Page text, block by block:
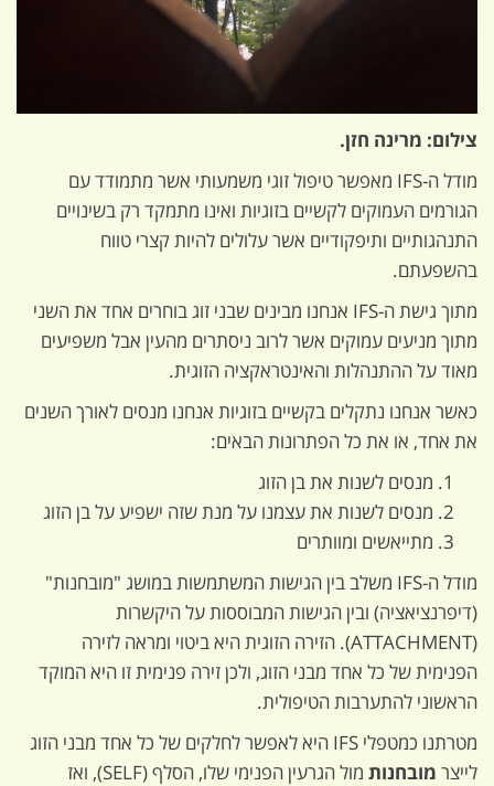
צילום: מרינה חזן.
מודל ה-IFS מאפשר טיפול זוגי משמעותי אשר מתמודד עם
הגורמים העמוקים לקשיים בזוגיות ואינו מתמקד רק בשינויים
התנהגותיים ותיפקודיים אשר עלולים להיות קצרי טווח
בהשפעתם.
מתוך גישת ה-IFS אנחנו מבינים שבני זוג בוחרים אחד את השני
מתוך מניעים עמוקים אשר לרוב ניסתרים מהעין אבל משפיעים
מאוד על ההתנהלות והאינטראקציה הזוגית.
כאשר אנחנו נתקלים בקשיים בזוגיות אנחנו מנסים לאורך השנים
את אחד, או את כל הפתרונות הבאים:
מנסים לשנות את בן הזוג
מנסים לשנות את עצמנו על מנת שזה ישפיע על בן הזוג
מתייאשים ומוותרים
מודל ה-IFS משלב בין הגישות המשתמשות במושג "מובחנות"
(דיפרנציאציה) ובין הגישות המבוססות על היקשרות
(ATTACHMENT). הזירה הזוגית היא ביטוי ומראה לזירה
הפנימית של כל אחד מבני הזוג, ולכן זירה פנימית זו היא המוקד
הראשוני להתערבות הטיפולית.
מטרתנו כמטפלי IFS היא לאפשר לחלקים של כל אחד מבני הזוג
לייצר מובחנות
מול הגרעין הפנימי שלו, הסלף (SELF), ואז